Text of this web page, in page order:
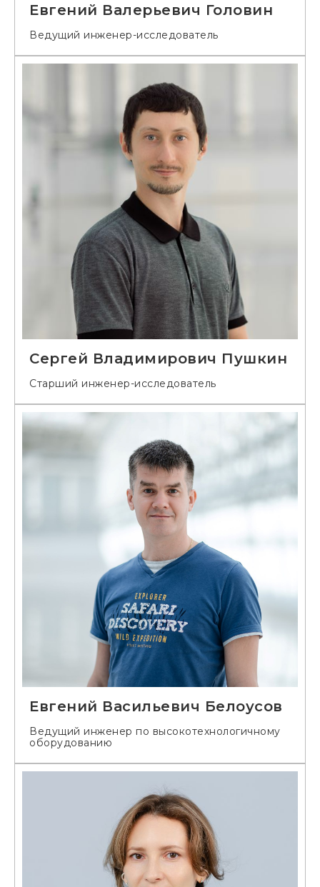
Евгений Валерьевич Головин
Ведущий инженер-исследователь
Сергей Владимирович Пушкин
Старший инженер-исследователь
Евгений Васильевич Белоусов
Ведущий инженер по высокотехнологичному
оборудованию